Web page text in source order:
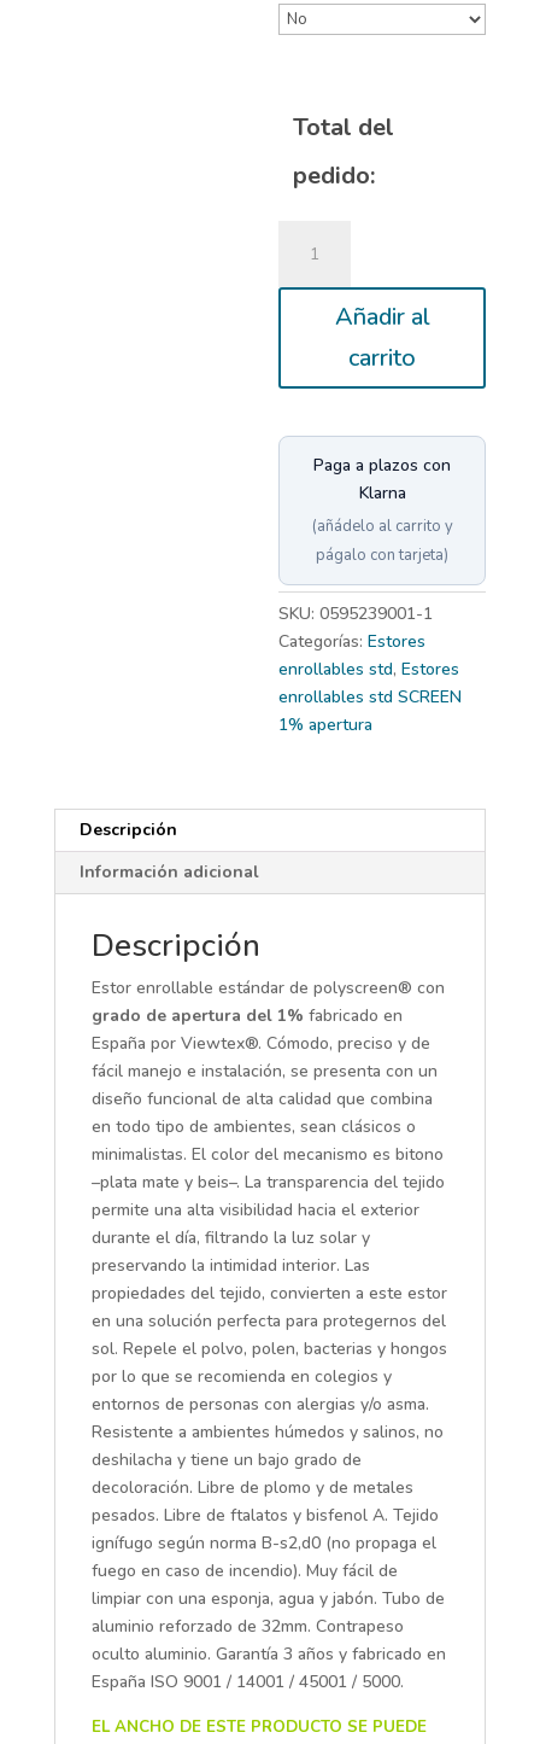
Total del
pedido:
enrollable
std
SCREENAñadir al
carrito
Paga a plazos con
Klarna
(añádelo al carrito y
págalo con tarjeta)
SKU:0595239001-1
Categorías:Estores
enrollables std,Estores
enrollables std SCREEN
1% apertura
Descripción
Información adicional
Descripción
Estor enrollable estándar de polyscreen® con
grado de apertura del 1% fabricado en
España por Viewtex®. Cómodo, preciso y de
fácil manejo e instalación, se presenta con un
diseño funcional de alta calidad que combina
en todo tipo de ambientes, sean clásicos o
minimalistas. El color del mecanismo es bitono
–plata mate y beis–. La transparencia del tejido
permite una alta visibilidad hacia el exterior
durante el día, filtrando la luz solar y
preservando la intimidad interior. Las
propiedades del tejido, convierten a este estor
en una solución perfecta para protegernos del
sol. Repele el polvo, polen, bacterias y hongos
por lo que se recomienda en colegios y
entornos de personas con alergias y/o asma.
Resistente a ambientes húmedos y salinos, no
deshilacha y tiene un bajo grado de
decoloración. Libre de plomo y de metales
pesados. Libre de ftalatos y bisfenol A. Tejido
ignífugo según norma B-s2,d0 (no propaga el
fuego en caso de incendio). Muy fácil de
limpiar con una esponja, agua y jabón. Tubo de
aluminio reforzado de 32mm. Contrapeso
oculto aluminio. Garantía 3 años y fabricado en
España ISO 9001 / 14001 / 45001 / 5000.
EL ANCHO DE ESTE PRODUCTO SE PUEDE